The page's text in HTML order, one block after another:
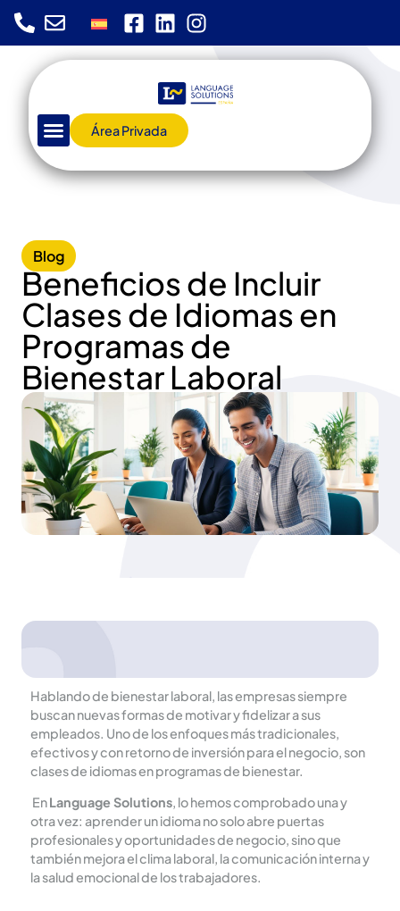
Área Privada
Blog
Beneficios de Incluir
Clases de Idiomas en
Programas de
Bienestar Laboral
Hablando de bienestar laboral, las empresas siempre
buscan nuevas formas de motivar y fidelizar a sus
empleados. Uno de los enfoques más tradicionales,
efectivos y con retorno de inversión para el negocio, son
clases de idiomas en programas de bienestar.
EnLanguage Solutions, lo hemos comprobado una y
otra vez: aprender un idioma no solo abre puertas
profesionales y oportunidades de negocio, sino que
también mejora el clima laboral, la comunicación interna y
la salud emocional de los trabajadores.